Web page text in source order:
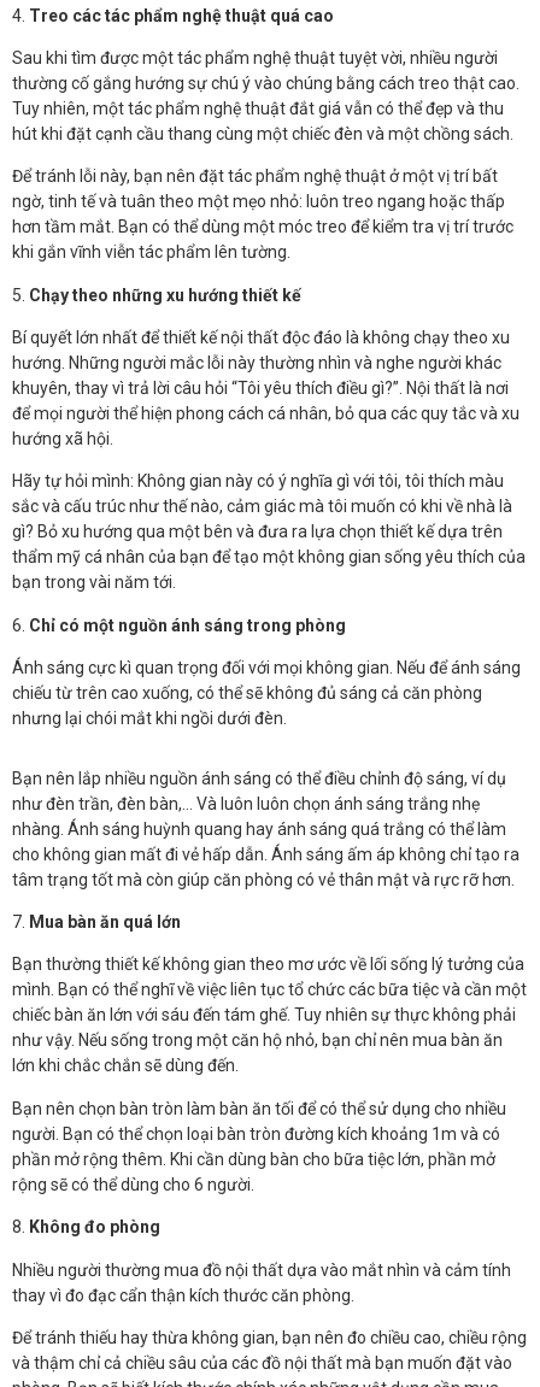
4. Treo các tác phẩm nghệ thuật quá cao
Sau khi tìm được một tác phẩm nghệ thuật tuyệt vời, nhiều người
thường cố gắng hướng sự chú ý vào chúng bằng cách treo thật cao.
Tuy nhiên, một tác phẩm nghệ thuật đắt giá vẫn có thể đẹp và thu
hút khi đặt cạnh cầu thang cùng một chiếc đèn và một chồng sách.
Để tránh lỗi này, bạn nên đặt tác phẩm nghệ thuật ở một vị trí bất
ngờ, tinh tế và tuân theo một mẹo nhỏ: luôn treo ngang hoặc thấp
hơn tầm mắt. Bạn có thể dùng một móc treo để kiểm tra vị trí trước
khi gắn vĩnh viễn tác phẩm lên tường.
5. Chạy theo những xu hướng thiết kế
Bí quyết lớn nhất để thiết kế nội thất độc đáo là không chạy theo xu
hướng. Những người mắc lỗi này thường nhìn và nghe người khác
khuyên, thay vì trả lời câu hỏi “Tôi yêu thích điều gì?”. Nội thất là nơi
để mọi người thể hiện phong cách cá nhân, bỏ qua các quy tắc và xu
hướng xã hội.
Hãy tự hỏi mình: Không gian này có ý nghĩa gì với tôi, tôi thích màu
sắc và cấu trúc như thế nào, cảm giác mà tôi muốn có khi về nhà là
gì? Bỏ xu hướng qua một bên và đưa ra lựa chọn thiết kế dựa trên
thẩm mỹ cá nhân của bạn để tạo một không gian sống yêu thích của
bạn trong vài năm tới.
6. Chỉ có một nguồn ánh sáng trong phòng
Ánh sáng cực kì quan trọng đối với mọi không gian. Nếu để ánh sáng
chiếu từ trên cao xuống, có thể sẽ không đủ sáng cả căn phòng
nhưng lại chói mắt khi ngồi dưới đèn.
Bạn nên lắp nhiều nguồn ánh sáng có thể điều chỉnh độ sáng, ví dụ
như đèn trần, đèn bàn,… Và luôn luôn chọn ánh sáng trắng nhẹ
nhàng. Ánh sáng huỳnh quang hay ánh sáng quá trắng có thể làm
cho không gian mất đi vẻ hấp dẫn. Ánh sáng ấm áp không chỉ tạo ra
tâm trạng tốt mà còn giúp căn phòng có vẻ thân mật và rực rỡ hơn.
7. Mua bàn ăn quá lớn
Bạn thường thiết kế không gian theo mơ ước về lối sống lý tưởng của
mình. Bạn có thể nghĩ về việc liên tục tổ chức các bữa tiệc và cần một
chiếc bàn ăn lớn với sáu đến tám ghế. Tuy nhiên sự thực không phải
như vậy. Nếu sống trong một căn hộ nhỏ, bạn chỉ nên mua bàn ăn
lớn khi chắc chắn sẽ dùng đến.
Bạn nên chọn bàn tròn làm bàn ăn tối để có thể sử dụng cho nhiều
người. Bạn có thể chọn loại bàn tròn đường kích khoảng 1m và có
phần mở rộng thêm. Khi cần dùng bàn cho bữa tiệc lớn, phần mở
rộng sẽ có thể dùng cho 6 người.
8. Không đo phòng
Nhiều người thường mua đồ nội thất dựa vào mắt nhìn và cảm tính
thay vì đo đạc cẩn thận kích thước căn phòng.
Để tránh thiếu hay thừa không gian, bạn nên đo chiều cao, chiều rộng
và thậm chỉ cả chiều sâu của các đồ nội thất mà bạn muốn đặt vào